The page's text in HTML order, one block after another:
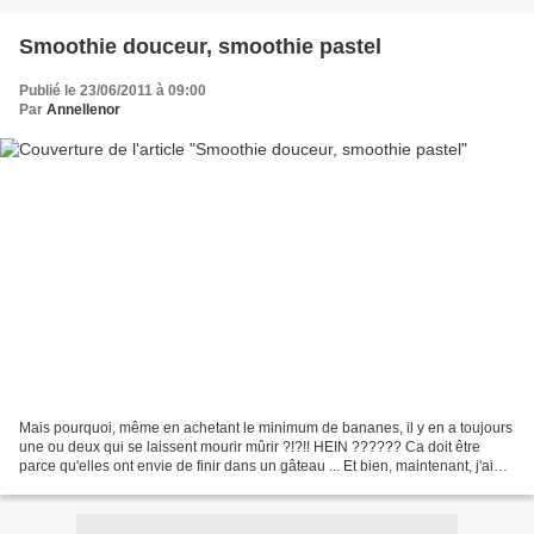
Smoothie douceur, smoothie pastel
Publié le 23/06/2011 à 09:00
Par Annellenor
Mais pourquoi, même en achetant le minimum de bananes, il y en a toujours
une ou deux qui se laissent mourir mûrir ?!?!! HEIN ?????? Ca doit être
parce qu'elles ont envie de finir dans un gâteau ... Et bien, maintenant, j'ai